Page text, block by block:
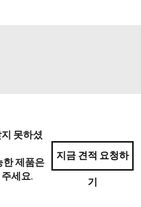
못하셨
한 제품은
세요.
지금 견적 요청하
기